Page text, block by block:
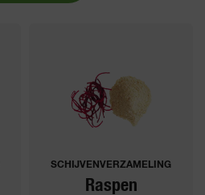
SCHIJVENVERZAMELING
Raspen